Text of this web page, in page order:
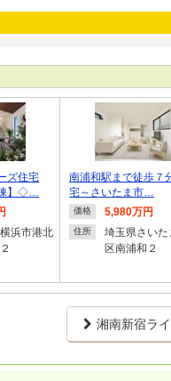
ズ住宅
】◇…
浜市港北
南浦和駅まで徒歩７
宅～さいたま市…
価格 5,980万円
住所
埼玉県さいた
区南浦和２
湘南新宿ラ